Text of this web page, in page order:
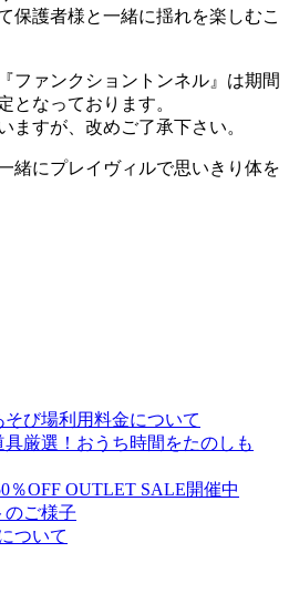
保護者様と一緒に揺れを楽しむこ
ファンクショントンネル』は期間
となっております。
ますが、改めご了承下さい。
緒にプレイヴィルで思いきり体を
そび場利用料金について
厳選！おうち時間をたのしも
％OFF OUTLET SALE開催中
のご様子
ついて